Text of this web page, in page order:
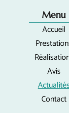
Menu
Accueil
Avis
Contact